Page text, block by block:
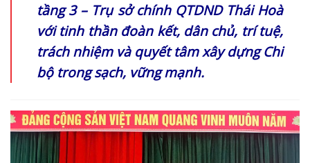
tầng 3 – Trụ sở chính QTDND Thái Hoà
với tinh thần đoàn kết, dân chủ, trí tuệ,
trách nhiệm và quyết tâm xây dựng Chi
bộ trong sạch, vững mạnh.